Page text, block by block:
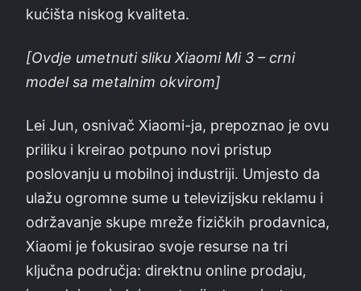
kućišta niskog kvaliteta.
[Ovdje umetnuti sliku Xiaomi Mi 3 – crni
model sa metalnim okvirom]
Lei Jun, osnivač Xiaomi-ja, prepoznao je ovu
priliku i kreirao potpuno novi pristup
poslovanju u mobilnoj industriji. Umjesto da
ulažu ogromne sume u televizijsku reklamu i
održavanje skupe mreže fizičkih prodavnica,
Xiaomi je fokusirao svoje resurse na tri
ključna područja: direktnu online prodaju,